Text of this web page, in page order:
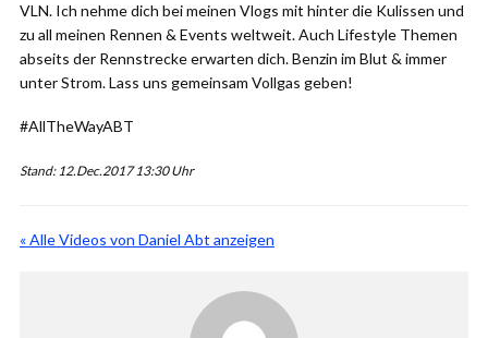
VLN. Ich nehme dich bei meinen Vlogs mit hinter die Kulissen und
zu all meinen Rennen & Events weltweit. Auch Lifestyle Themen
abseits der Rennstrecke erwarten dich. Benzin im Blut & immer
unter Strom. Lass uns gemeinsam Vollgas geben!
#AllTheWayABT
Stand: 12.Dec.2017 13:30 Uhr
« Alle Videos von Daniel Abt anzeigen